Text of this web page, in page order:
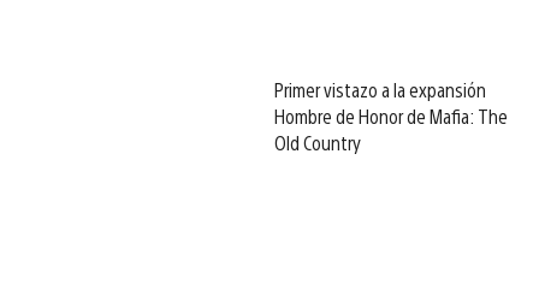
Primer vistazo a la expansión
Hombre de Honor de Mafia: The
Old Country